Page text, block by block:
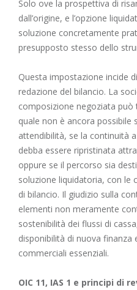
Solo ove la prospettiva di
dall’origine, e l’opzione
soluzione concretamente
presupposto stesso dello
Questa impostazione incide
redazione del bilancio. La
composizione negoziata può
quale non è ancora possibile
attendibilità, se la continuità
debba essere ripristinata
oppure se il percorso sia
soluzione liquidatoria, con le
di bilancio. Il giudizio sulla
elementi non meramente
sostenibilità dei flussi di
disponibilità di nuova finanza
commerciali essenziali.
OIC 11, IAS 1 e principi di